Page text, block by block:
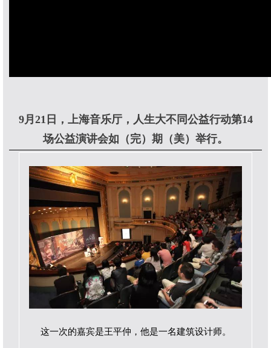
9月21日，上海音乐厅，人生大不同公益行动第14
场公益演讲会如（完）期（美）举行。
这一次的嘉宾是王平仲，他是一名建筑设计师。